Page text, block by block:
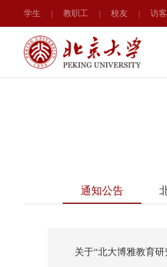
学生 | 教职工 | 校友 | 访客
通知公告
关于“北大博雅教育